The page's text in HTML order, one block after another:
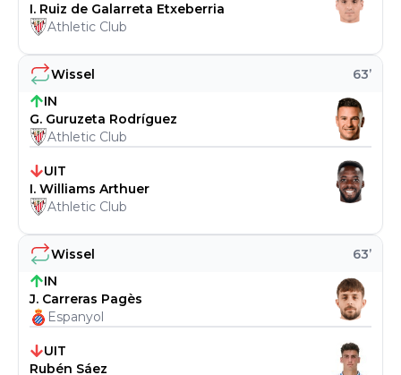
Wissel 63’
IN
J. Carreras Pagès
Espanyol
UIT
Rubén Sáez
Wissel 63’
IN
G. Guruzeta Rodríguez
Athletic Club
UIT
I. Williams Arthuer
Athletic Club
I. Ruiz de Galarreta Etxeberria
Athletic Club